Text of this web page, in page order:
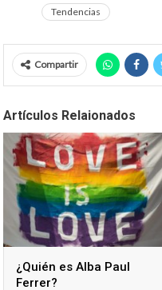
Tendencias
Compartir
Artículos Relaionados
¿Quién es Alba Paul
Ferrer?